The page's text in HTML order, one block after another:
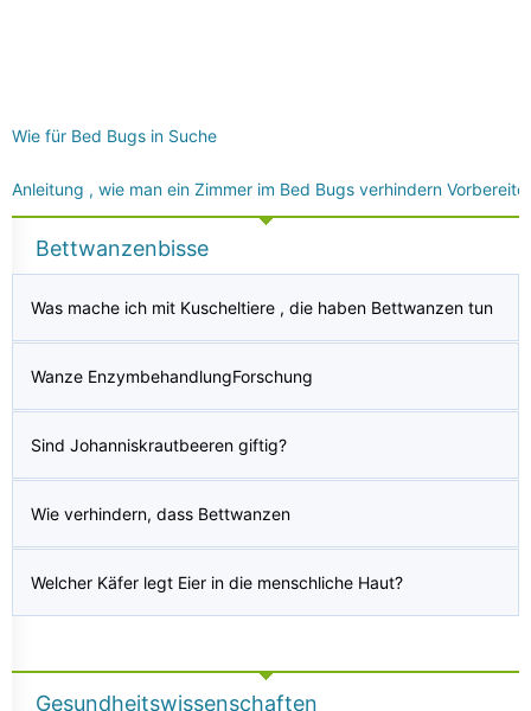
Wie für Bed Bugs in Suche
Anleitung , wie man ein Zimmer im Bed Bugs verhindern
Bettwanzenbisse
Was mache ich mit Kuscheltiere , die haben Bettwanzen tun
Wanze EnzymbehandlungForschung
Sind Johanniskrautbeeren giftig?
Wie verhindern, dass Bettwanzen
Welcher Käfer legt Eier in die menschliche Haut?
Gesundheitswissenschaften